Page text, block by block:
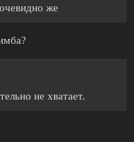
же
не хватает.